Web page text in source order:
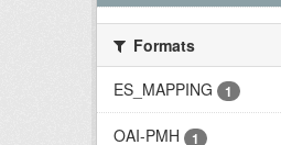
Formats
ES_MAPPING
1
OAI-PMH 1